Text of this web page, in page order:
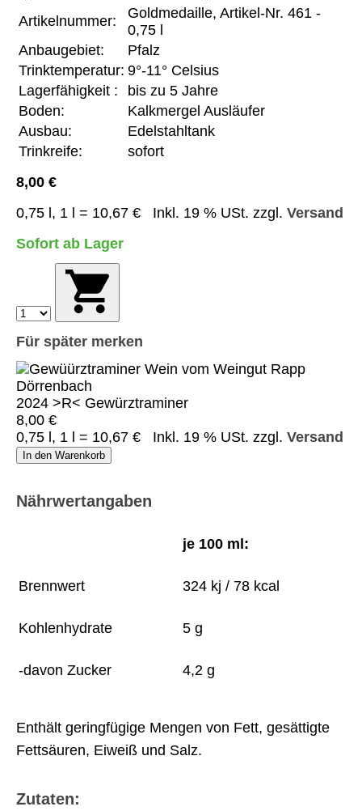
Artikelnummer:
Goldmedaille, Artikel-Nr. 461 -
0,75 l
Anbaugebiet:
Pfalz
Trinktemperatur: 9°-11° Celsius
Lagerfähigkeit :
bis zu 5 Jahre
Boden:
Kalkmergel Ausläufer
Ausbau:
Edelstahltank
Trinkreife:
sofort
8,00 €
0,75 l, 1 l = 10,67 €
Inkl. 19 % USt. zzgl. Versand
Sofort ab Lager
Für später merken
2024 >R< Gewürztraminer
8,00 €
0,75 l, 1 l = 10,67 €
Inkl. 19 % USt. zzgl. Versand
In den Warenkorb
Nährwertangaben
je 100 ml:
Brennwert 324 kj / 78 kcal
Kohlenhydrate 5 g
-davon Zucker 4,2 g
Enthält geringfügige Mengen von Fett, gesättigte
Fettsäuren, Eiweiß und Salz.
Zutaten: